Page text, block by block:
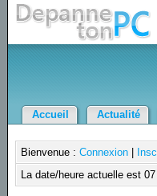
Accueil Actualité
Bienvenue :Connexion
La date/heure actuelle est